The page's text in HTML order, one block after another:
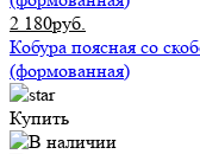
2 180руб.
Кобура поясная со
(формованная)
Купить